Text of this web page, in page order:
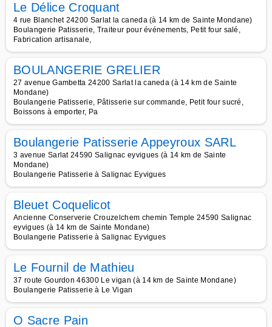
Le Délice Croquant
4 rue Blanchet 24200 Sarlat la caneda (à 14 km de Sainte Mondane)
Boulangerie Patisserie, Traiteur pour événements, Petit four salé,
Fabrication artisanale,
BOULANGERIE GRELIER
27 avenue Gambetta 24200 Sarlat la caneda (à 14 km de Sainte
Mondane)
Boulangerie Patisserie, Pâtisserie sur commande, Petit four sucré,
Boissons à emporter, Pa
Boulangerie Patisserie Appeyroux SARL
3 avenue Sarlat 24590 Salignac eyvigues (à 14 km de Sainte
Mondane)
Boulangerie Patisserie à Salignac Eyvigues
Bleuet Coquelicot
Ancienne Conserverie Crouzelchem chemin Temple 24590 Salignac
eyvigues (à 14 km de Sainte Mondane)
Boulangerie Patisserie à Salignac Eyvigues
Le Fournil de Mathieu
37 route Gourdon 46300 Le vigan (à 14 km de Sainte Mondane)
Boulangerie Patisserie à Le Vigan
O Sacre Pain